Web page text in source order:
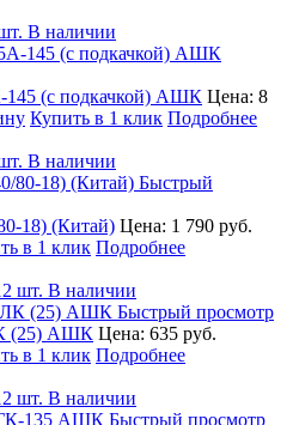
В наличии
145 (с подкачкой) АШК Цена: 8
Купить в 1 клик Подробнее
В наличии
Быстрый
18) (Китай) Цена: 1 790 руб.
в 1 клик Подробнее
шт. В наличии
Быстрый просмотр
(25) АШК Цена: 635 руб.
в 1 клик Подробнее
шт. В наличии
Быстрый просмотр